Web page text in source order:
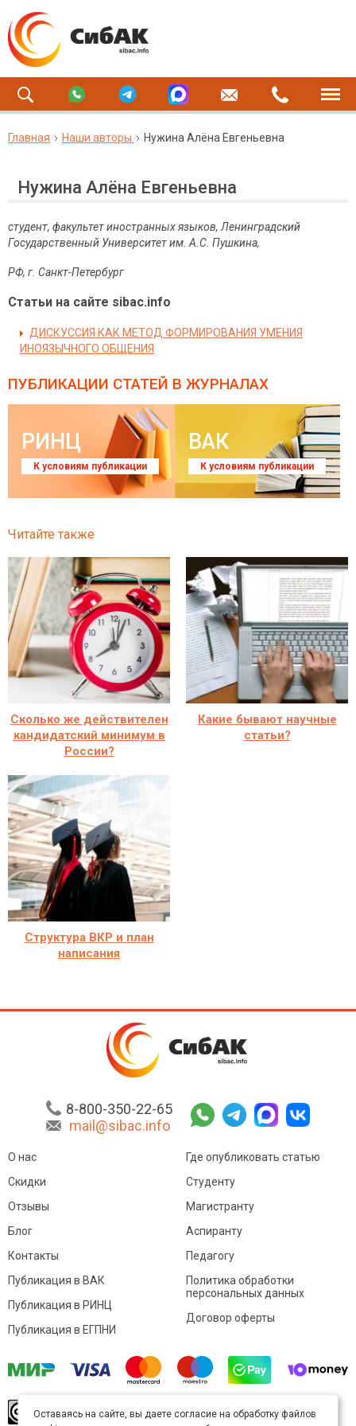
Главная Наши авторы Нужина Алёна Евгеньевна
Нужина Алёна Евгеньевна
студент, факультет иностранных языков, Ленинградский
Государственный Университет им. А.С. Пушкина,
РФ, г. Санкт-Петербург
Статьи на сайте sibac.info
ДИСКУССИЯ КАК МЕТОД ФОРМИРОВАНИЯ УМЕНИЯ
ИНОЯЗЫЧНОГО ОБЩЕНИЯ
ПУБЛИКАЦИИ СТАТЕЙ В ЖУРНАЛАХ
РИНЦ
К условиям публикации
ВАК
К условиям публикации
Читайте также
Сколько же действителен
кандидатский минимум в
России?
Какие бывают научные
статьи?
Структура ВКР и план
написания
8-800-350-22-65
mail@sibac.info
О нас
Скидки
Отзывы
Блог
Контакты
Где опубликовать статью
Студенту
Магистранту
Аспиранту
Педагогу
Публикация в ВАК
Публикация в РИНЦ
Публикация в ЕГПНИ
Политика обработки
персональных данных
Договор оферты
произведение доступно полицензии Creative
Оставаясь на сайте, вы даете согласие на обработку файлов